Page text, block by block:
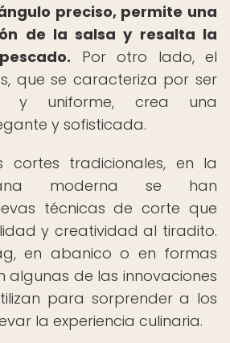
preciso, permite una
de la salsa y resalta la
Por otro lado, el
que se caracteriza por ser
y uniforme, crea una
y sofisticada.
cortes tradicionales, en la
moderna se han
técnicas de corte que
y creatividad al tiradito.
en abanico o en formas
algunas de las innovaciones
para sorprender a los
la experiencia culinaria.